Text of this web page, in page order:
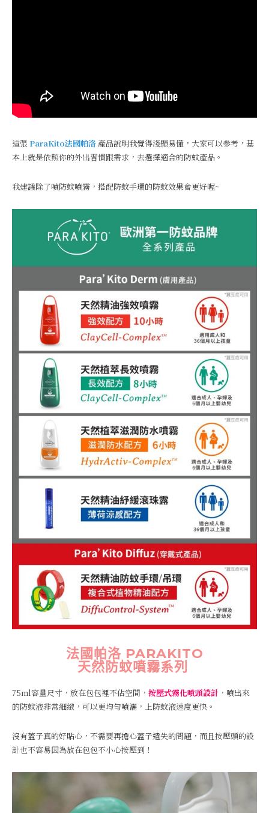
這張 ParaKito法國帕洛 產品說明我覺得淺顯易懂，大家可以參考，基
本上就是依照你的外出習慣跟需求，去選擇適合的防蚊產品。
我建議除了噴防蚊噴霧，搭配防蚊手環的防蚊效果會更好喔~
法國帕洛 PARAKITO
天然防蚊噴霧系列
75ml容量尺寸，放在包包裡不佔空間， 按壓式霧化噴頭設計 ，噴出來
的防蚊液非常細緻，可以更均勻噴灑，上防蚊液速度更快。
沒有蓋子真的好貼心，不需要再擔心蓋子遺失的問題，而且按壓頭的設
計也不容易因為放在包包不小心按壓到！